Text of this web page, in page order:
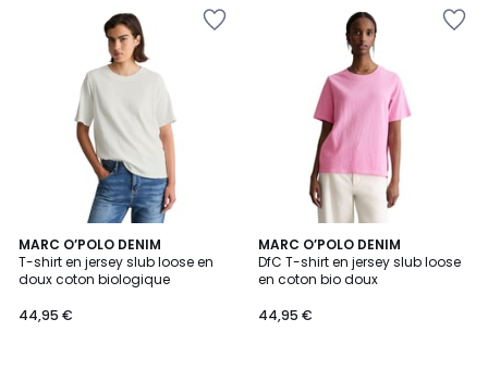
MARC O’POLO DENIM
T-shirt en jersey slub loose en
doux coton biologique
44,95 €
3
Couleurs
MARC O’POLO DENIM
DfC T-shirt en jersey slub loose
en coton bio doux
44,95 €
2
Couleurs